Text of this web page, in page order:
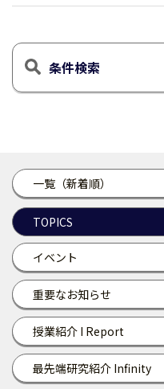
一覧（新着順）
TOPICS
イベント
重要なお知らせ
授業紹介 I Report
最先端研究紹介 Infinity
条件検索